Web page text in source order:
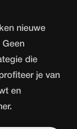
nieuwe
Geen
die
je van
en